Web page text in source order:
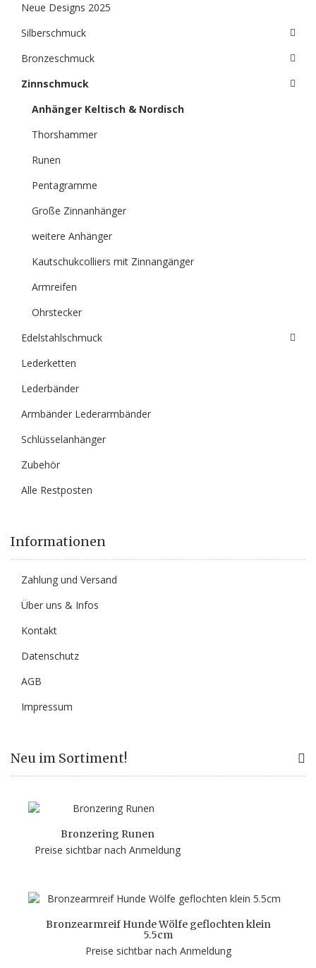
Neue Designs 2025
Silberschmuck
Bronzeschmuck
Zinnschmuck
Anhänger Keltisch & Nordisch
Thorshammer
Runen
Pentagramme
Große Zinnanhänger
weitere Anhänger
Kautschukcolliers mit Zinnangänger
Armreifen
Ohrstecker
Edelstahlschmuck
Lederketten
Lederbänder
Armbänder Lederarmbänder
Schlüsselanhänger
Zubehör
Alle Restposten
Informationen
Zahlung und Versand
Über uns & Infos
Kontakt
Datenschutz
AGB
Impressum
Neu im Sortiment!
Bronzering Runen
Preise sichtbar nach Anmeldung
Bronzearmreif Hunde Wölfe geflochten klein
5.5cm
Preise sichtbar nach Anmeldung